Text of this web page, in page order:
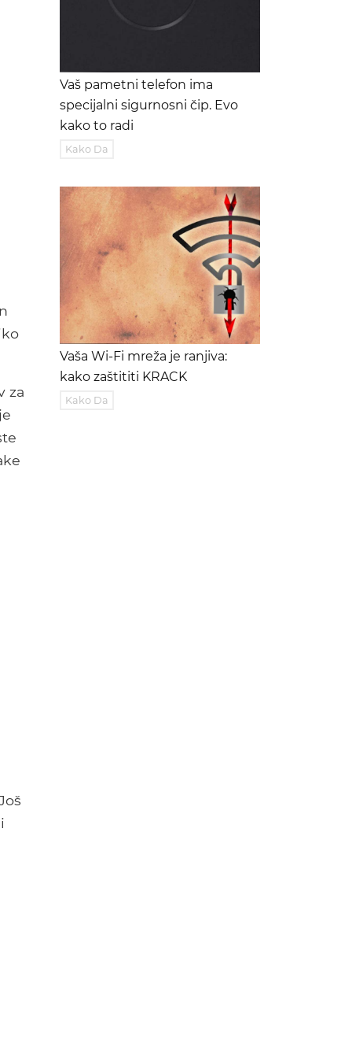
za
Vaš pametni telefon ima
specijalni sigurnosni čip. Evo
kako to radi
Kako Da
Vaša Wi-Fi mreža je ranjiva:
kako zaštititi KRACK
Kako Da